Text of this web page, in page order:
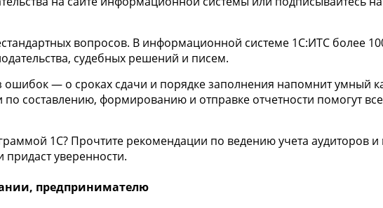
вопросов. В информационной системе 1С:ИТС более
судебных решений и писем.
ошибок — о сроках сдачи и порядке заполнения напомнит умный
составлению, формированию и отправке отчетности помогут
1С? Прочтите рекомендации по ведению учета аудиторов и
уверенности.
предпринимателю